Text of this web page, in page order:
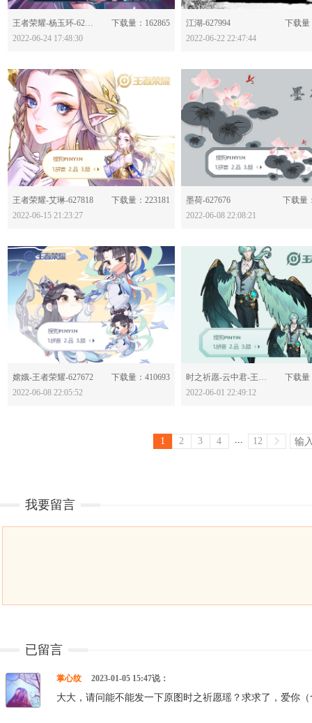
分享：
王者荣耀-杨玉环-628026
下载量：162865
2022-06-24 17:48:30
江湖-627994
下载量
2022-06-22 22:47:44
分享：
王者荣耀-艾琳-627818
下载量：223181
2022-06-15 21:23:27
墨荷-627676
下载量
2022-06-08 22:08:21
分享：
嫦娥-王者荣耀-627672
下载量：410693
2022-06-08 22:05:52
分享：
时之祈愿-云中君-王者荣耀-627507
下载量
2022-06-01 22:49:12
1 2 3 4 ... 12
我要留言
已留言
掌心纹 2023-01-05 15:47说：
大大，请问能不能发一下原图时之祈愿瑶？求求了，爱你